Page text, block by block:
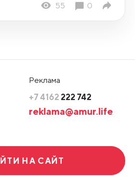
55 0
Реклама
+7 4162 222 742
reklama@amur.life
НА САЙТ